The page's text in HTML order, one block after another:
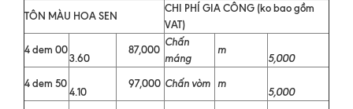
TÔN MÀU HOA SEN
CHI PHÍ GIA CÔNG (ko bao gồm
VAT)
4 dem 00
3.60
87,000
Chấn
máng
m
5,000
4 dem 50
4.10
97,000 Chấn vòm m
5,000